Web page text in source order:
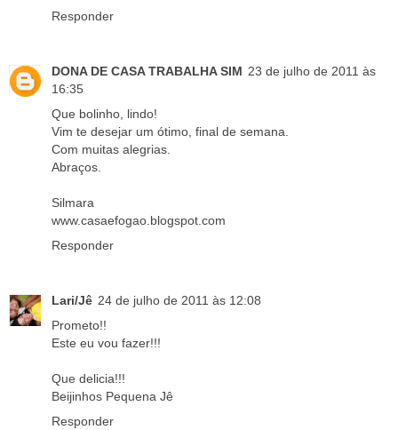
Responder
DONA DE CASA TRABALHA SIM 23 de julho de 2011 às
16:35
Que bolinho, lindo!
Vim te desejar um ótimo, final de semana.
Com muitas alegrias.
Abraços.
Silmara
www.casaefogao.blogspot.com
Responder
Lari/Jê 24 de julho de 2011 às 12:08
Prometo!!
Este eu vou fazer!!!
Que delicia!!!
Beijinhos Pequena Jê
Responder